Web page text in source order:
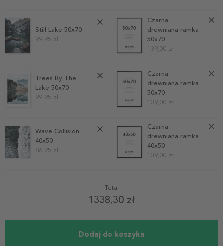
Czarna
drewniana ramka
50x70
139,00 zł
Still Lake 50x70
99,95 zł
Czarna
drewniana ramka
50x70
139,00 zł
Trees By The
Lake 50x70
99,95 zł
Czarna
drewniana ramka
40x50
109,00 zł
Wave Collision
40x50
86,25 zł
Total
1338,30 zł
Dodaj do koszyka